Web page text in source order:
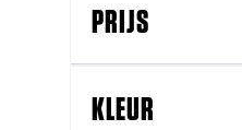
PRIJS
KLEUR